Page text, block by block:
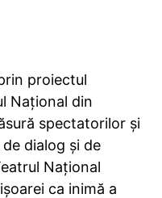
proiectul
Național din
spectatorilor și
dialog și de
Național
ca inimă a